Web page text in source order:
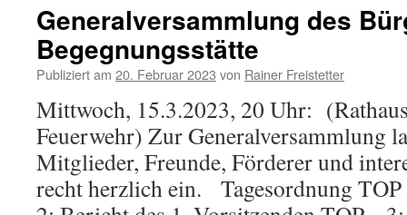
Generalversammlung des
Begegnungsstätte
Publiziert am 20. Februar 2023 von Rainer Freistetter
Mittwoch, 15.3.2023, 20 Uhr:
Feuerwehr) Zur Generalversammlung
Mitglieder, Freunde, Förderer und
recht herzlich ein. Tagesordnung